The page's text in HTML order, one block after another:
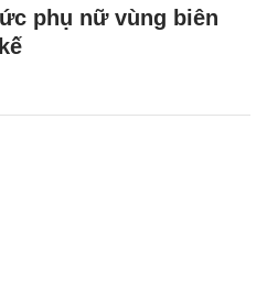
phụ nữ vùng biên